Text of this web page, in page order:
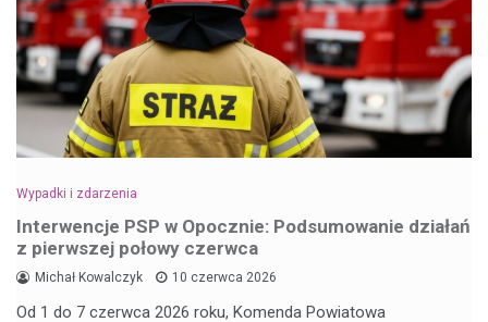
Wypadki i zdarzenia
Interwencje PSP w Opocznie: Podsumowanie działań
z pierwszej połowy czerwca
Michał Kowalczyk 10 czerwca 2026
Od 1 do 7 czerwca 2026 roku, Komenda Powiatowa